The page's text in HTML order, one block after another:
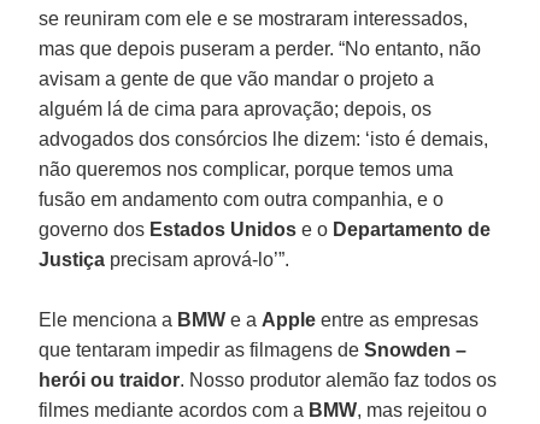
se reuniram com ele e se mostraram interessados,
mas que depois puseram a perder. “No entanto, não
avisam a gente de que vão mandar o projeto a
alguém lá de cima para aprovação; depois, os
advogados dos consórcios lhe dizem: ‘isto é demais,
não queremos nos complicar, porque temos uma
fusão em andamento com outra companhia, e o
governo dos Estados Unidos e o Departamento de
Justiça precisam aprová-lo’”.
Ele menciona a BMW e a Apple entre as empresas
que tentaram impedir as filmagens deSnowden –
herói ou traidor. Nosso produtor alemão faz todos os
filmes mediante acordos com a BMW, mas rejeitou o